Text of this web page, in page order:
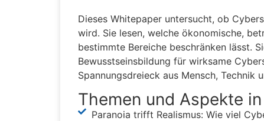
Dieses Whitepaper untersucht, ob
wird. Sie lesen, welche ökonomische,
bestimmte Bereiche beschränken lässt.
Bewusstseinsbildung für wirksame
Spannungsdreieck aus Mensch, Technik
Themen und Aspekte
Paranoia trifft Realismus: Wie viel